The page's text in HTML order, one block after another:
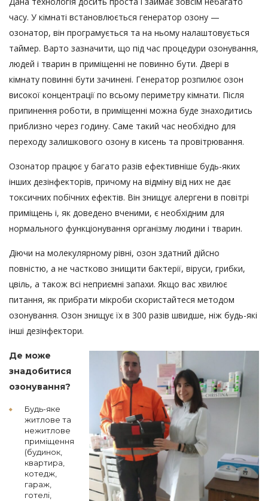
часу. У кімнаті встановлюється генератор озону —
озонатор, він програмується та на ньому налаштовується
таймер. Варто зазначити, що під час процедури озонування,
людей і тварин в приміщенні не повинно бути. Двері в
кімнату повинні бути зачинені. Генератор розпилює озон
високої концентрації по всьому периметру кімнати. Після
припинення роботи, в приміщенні можна буде знаходитись
приблизно через годину. Саме такий час необхідно для
переходу залишкового озону в кисень та провітрювання.
Озонатор працює у багато разів ефективніше будь-яких
інших дезінфекторів, причому на відміну від них не дає
токсичних побічних ефектів. Він знищує алергени в повітрі
приміщень і, як доведено вченими, є необхідним для
нормального функціонування організму людини і тварин.
Діючи на молекулярному рівні, озон здатний дійсно
повністю, а не частково знищити бактерії, віруси, грибки,
цвіль, а також всі неприємні запахи. Якщо вас хвилює
питання, як прибрати мікроби скористайтеся методом
озонування. Озон знищує їх в 300 разів швидше, ніж будь-які
інші дезінфектори.
Де може
знадобитися
озонування?
Будь-яке
житлове та
нежитлове
приміщення
(будинок,
квартира,
котедж,
гараж,
готелі,